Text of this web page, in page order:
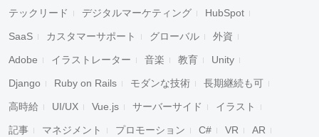
テックリード デジタルマーケティング HubSpot
SaaS カスタマーサポート グローバル 外資
Adobe イラストレーター 音楽 教育 Unity
Django Ruby on Rails モダンな技術 長期継続も可
高時給 UI/UX Vue.js サーバーサイド イラスト
記事 マネジメント プロモーション C# VR AR